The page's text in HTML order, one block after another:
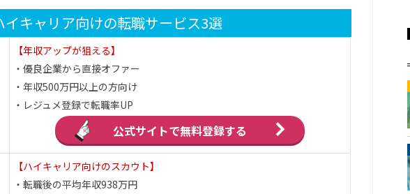
イキャリア向けの転職サービス3選
【年収アップが狙える】
・優良企業から直接オファー
・年収500万円以上の方向け
・レジュメ登録で転職率UP
公式サイトで無料登録する
【ハイキャリア向けのスカウト】
・転職後の平均年収938万円